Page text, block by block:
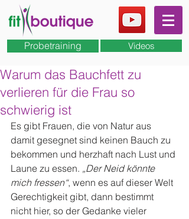
Probetraining Videos
Warum das Bauchfett zu
verlieren für die Frau so
schwierig ist
Es gibt Frauen, die von Natur aus
damit gesegnet sind keinen Bauch zu
bekommen und herzhaft nach Lust und
Laune zu essen. „Der Neid könnte
mich fressen“, wenn es auf dieser Welt
Gerechtigkeit gibt, dann bestimmt
nicht hier, so der Gedanke vieler